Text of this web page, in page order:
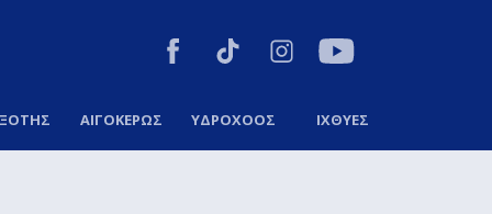
ΑΙΓΟΚΕΡΩΣ ΥΔΡΟΧΟΟΣ ΙΧΘΥΕΣ